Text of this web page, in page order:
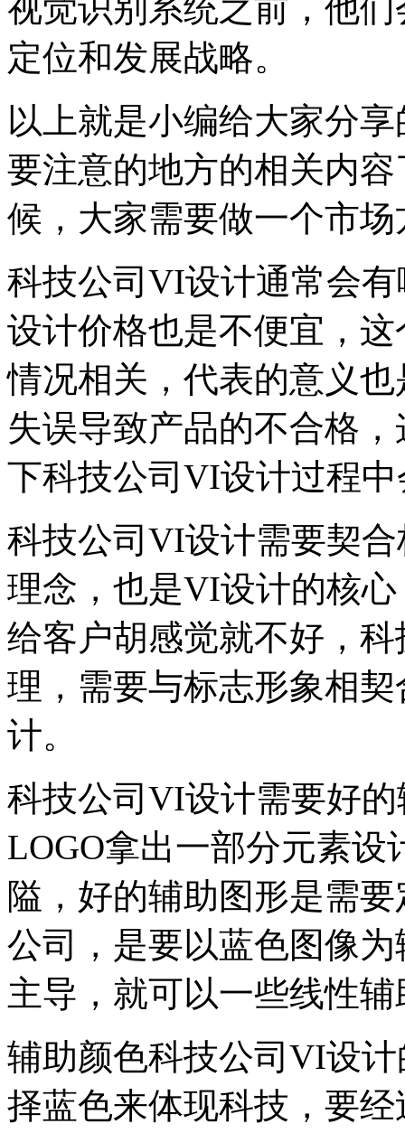
视觉识别系统之前，他
定位和发展战略。
以上就是小编给大家分
要注意的地方的相关内
候，大家需要做一个市
科技公司VI设计通常会
设计价格也是不便宜，
情况相关，代表的意义
失误导致产品的不合格
下科技公司VI设计过程
科技公司VI设计需要契
理念，也是VI设计的核
给客户胡感觉就不好，
理，需要与标志形象相
计。
科技公司VI设计需要好
LOGO拿出一部分元素
隘，好的辅助图形是需
公司，是要以蓝色图像
主导，就可以一些线性
辅助颜色科技公司VI设
择蓝色来体现科技，要